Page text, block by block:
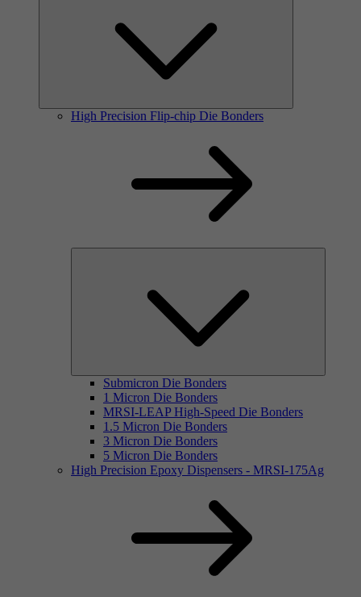
High Precision Flip-chip Die Bonders
Submicron Die Bonders
1 Micron Die Bonders
MRSI-LEAP High-Speed Die Bonders
1.5 Micron Die Bonders
3 Micron Die Bonders
5 Micron Die Bonders
High Precision Epoxy Dispensers - MRSI-175Ag